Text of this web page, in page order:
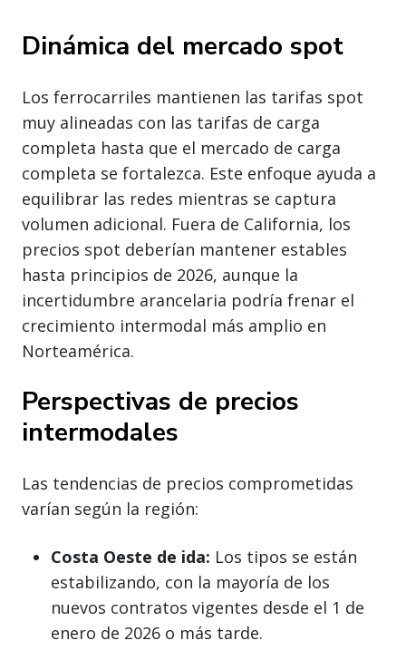
Dinámica del mercado spot
Los ferrocarriles mantienen las tarifas spot
muy alineadas con las tarifas de carga
completa hasta que el mercado de carga
completa se fortalezca. Este enfoque ayuda a
equilibrar las redes mientras se captura
volumen adicional. Fuera de California, los
precios spot deberían mantener estables
hasta principios de 2026, aunque la
incertidumbre arancelaria podría frenar el
crecimiento intermodal más amplio en
Norteamérica.
Perspectivas de precios
intermodales
Las tendencias de precios comprometidas
varían según la región:
Costa Oeste de ida: Los tipos se están
estabilizando, con la mayoría de los
nuevos contratos vigentes desde el 1 de
enero de 2026 o más tarde.